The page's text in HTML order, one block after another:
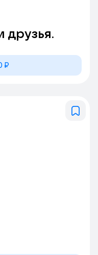
друзья.
₽